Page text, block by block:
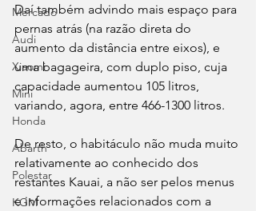
Mercado
Audi
Xiaomi
Mini
Honda
Abarth
Polestar
KGM
Daí também advindo mais espaço para
pernas atrás (na razão direta do
aumento da distância entre eixos), e
uma bagageira, com duplo piso, cuja
capacidade aumentou 105 litros,
variando, agora, entre 466-1300 litros.
De resto, o habitáculo não muda muito
relativamente ao conhecido dos
restantes Kauai, a não ser pelos menus
e informações relacionados com a